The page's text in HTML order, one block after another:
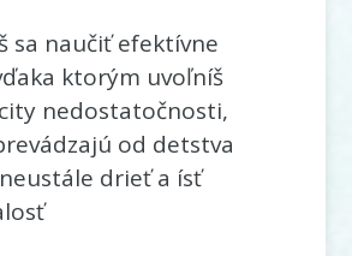
sa naučiť efektívne
ktorým uvoľníš
nedostatočnosti,
od detstva
drieť a ísť